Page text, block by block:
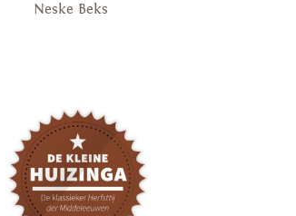
Neske Beks